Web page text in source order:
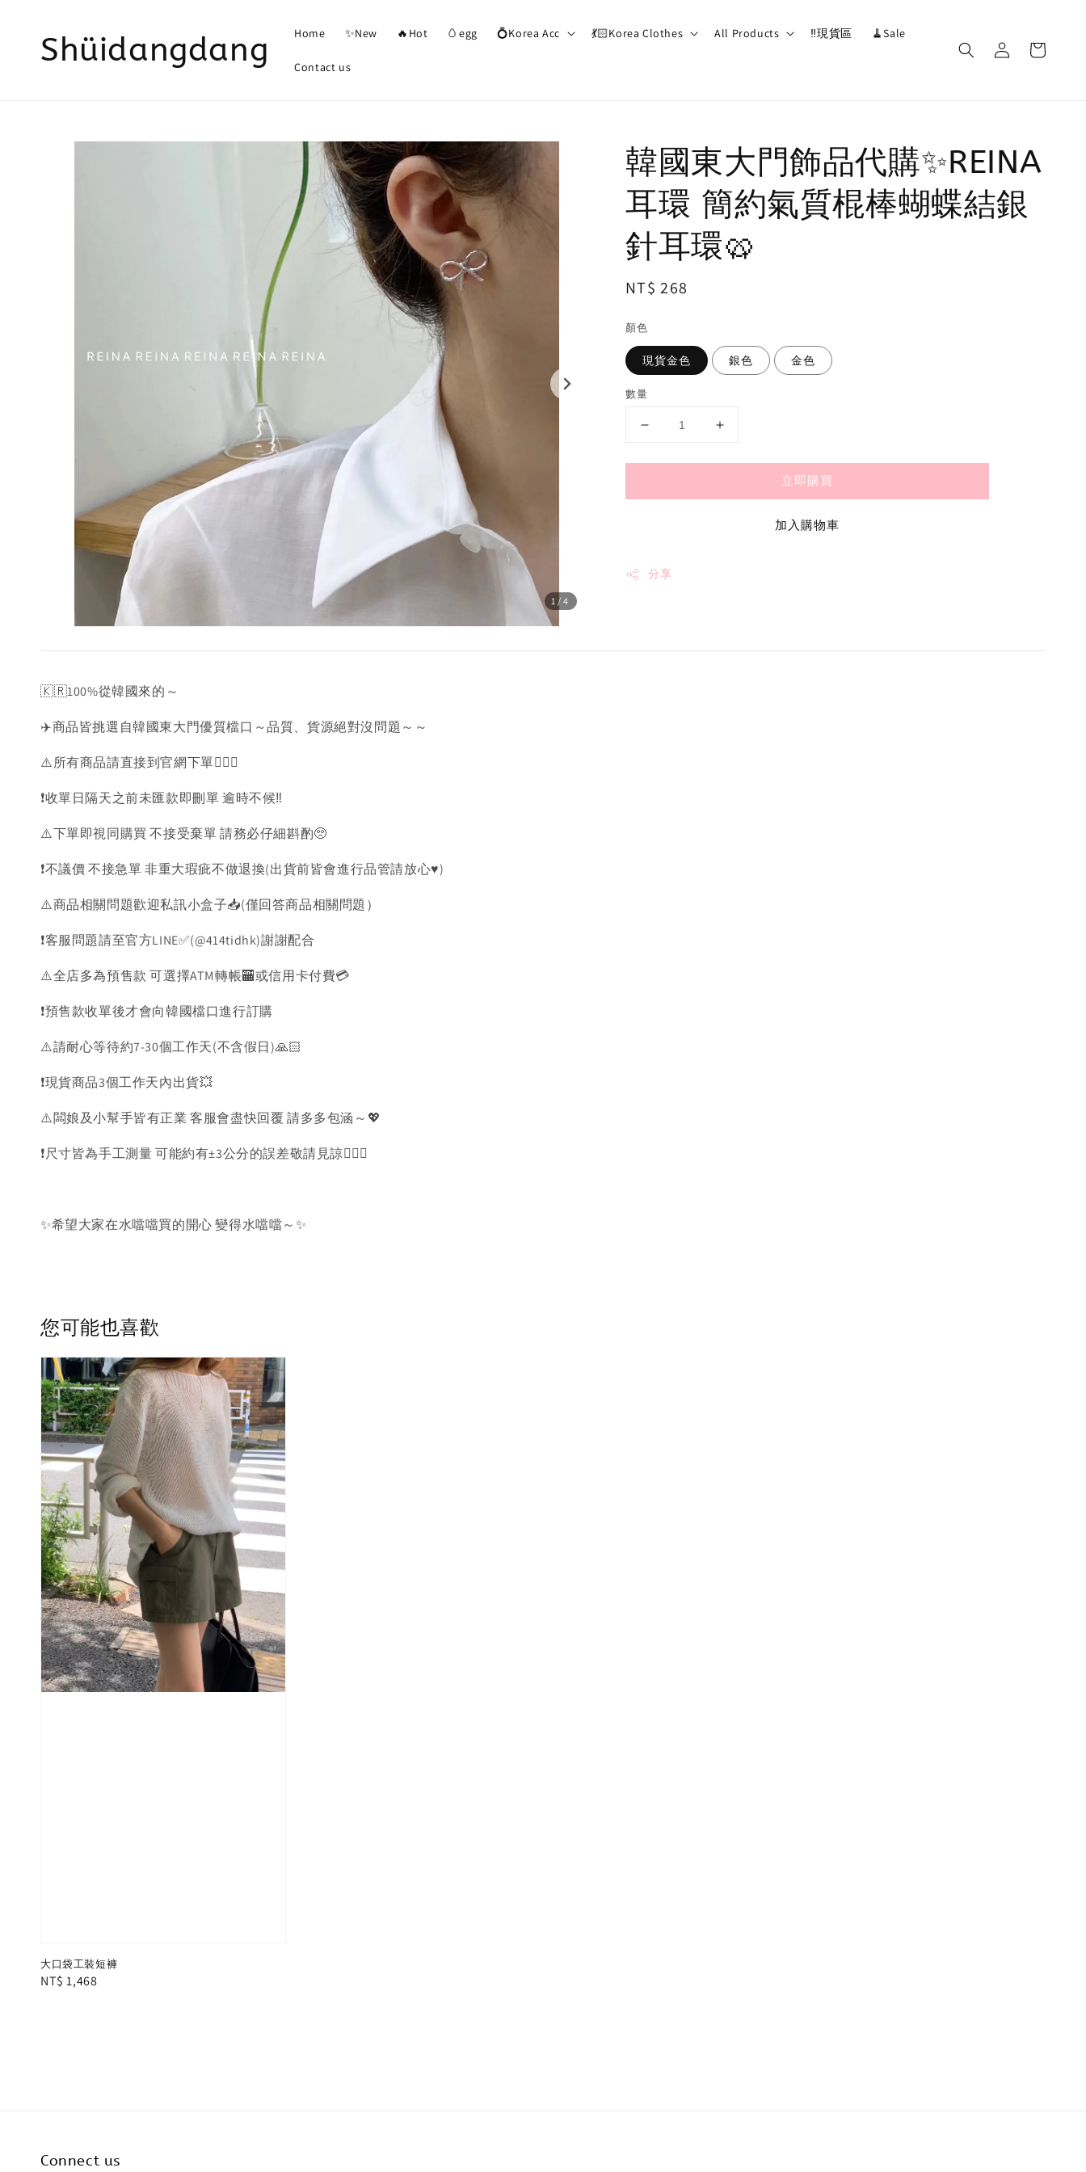
Shüidangdang Home ✨New 🔥Hot 🥚egg 💍Korea Acc 💃🏻Korea Clothes All Products ‼️現貨區 🧹Sale
Contact us
1 /4
韓國東大門飾品代購✨REINA
耳環 簡約氣質棍棒蝴蝶結銀
針耳環🥨
Regular
NT$ 268
顏色
現貨金色 銀色 金色
數量
立即購買
加入購物車
分享
🇰🇷100%從韓國來的～
✈️商品皆挑選自韓國東大門優質檔口～品質、貨源絕對沒問題～～
⚠️所有商品請直接到官網下單💁🏻‍♀️
❗️收單日隔天之前未匯款即刪單 逾時不候‼️
⚠️下單即視同購買 不接受棄單 請務必仔細斟酌🥺
❗️不議價 不接急單 非重大瑕疵不做退換(出貨前皆會進行品管請放心♥️)
⚠️商品相關問題歡迎私訊小盒子📥(僅回答商品相關問題）
❗️客服問題請至官方LINE✅(@414tidhk)謝謝配合
⚠️全店多為預售款 可選擇ATM轉帳🏧或信用卡付費💳
❗️預售款收單後才會向韓國檔口進行訂購
⚠️請耐心等待約7-30個工作天(不含假日)🙏🏻
❗️現貨商品3個工作天內出貨💥
⚠️闆娘及小幫手皆有正業 客服會盡快回覆 請多多包涵～💖
❗️尺寸皆為手工測量 可能約有±3公分的誤差敬請見諒🙇🏻‍♀️
✨希望大家在水噹噹買的開心 變得水噹噹～✨
您可能也喜歡
大口袋工裝短褲
Regular
NT$ 1,468
Connect us